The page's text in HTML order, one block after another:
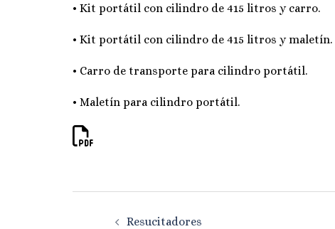
• Kit portátil con cilindro de 415 litros y carro.
• Kit portátil con cilindro de 415 litros y maletín.
• Carro de transporte para cilindro portátil.
• Maletín para cilindro portátil.
Navegación
Resucitadores